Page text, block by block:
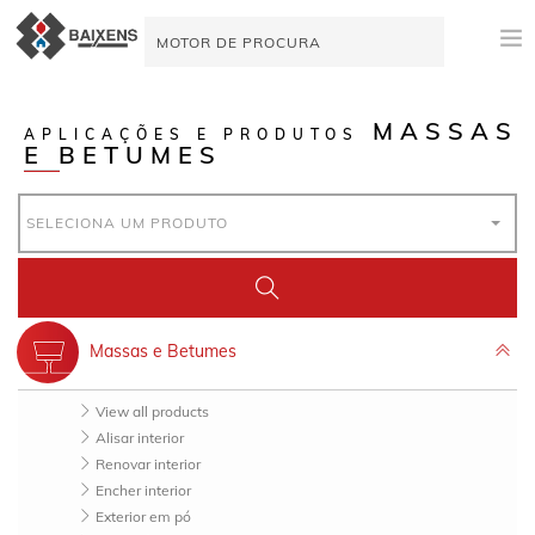
APLICAÇÕES E PRODUTOS
ORIGEM
TUTORIAIS DE VÍDEO
AJUDA À VENDA
ATUALIDADE
EMPRESA
APLICAÇÕES E PRODUTOS
MASSAS
E BETUMES
SELECIONA UM PRODUTO
Massas e Betumes
View all products
Alisar interior
Renovar interior
Encher interior
Exterior em pó